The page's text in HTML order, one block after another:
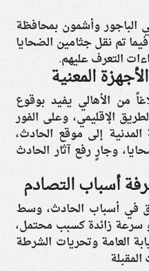
الباجور وأشمون بمحافظة
تم نقل جثامين الضحايا
التعرف عليهم.
المعنية
من الأهالي يفيد بوقوع
الإقليمي، وعلى الفور
إلى موقع الحادث،
وجارٍرفع آثار الحادث
أسباب التصادم
في أسباب الحادث، وسط
سرعة زائدةكسبب محتمل،
العامة وتحريات الشرطة